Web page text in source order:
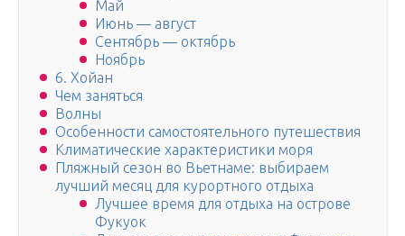
Май
Июнь — август
Сентябрь — октябрь
Ноябрь
6. Хойан
Чем заняться
Волны
Особенности самостоятельного путешествия
Климатические характеристики моря
Пляжный сезон во Вьетнаме: выбираем
лучший месяц для курортного отдыха
Лучшее время для отдыха на острове
Фукуок